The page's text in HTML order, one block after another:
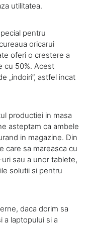
utilitatea.
pentru
oricarui
oferi o crestere a
cu 50%. Acest
„indoiri”, astfel incat
productiei in masa
asteptam ca ambele
in magazine. Din
care sa mareasca cu
sau a unor tablete,
solutii si pentru
daca dorim sa
a laptopului si a